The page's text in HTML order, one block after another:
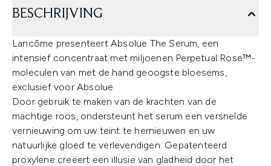
BESCHRIJVING
Lancôme presenteert Absolue The Serum, een
intensief concentraat met miljoenen Perpetual Rose™-
moleculen van met de hand geoogste bloesems,
exclusief voor Absolue.
Door gebruik te maken van de krachten van de
machtige roos, ondersteunt het serum een versnelde
vernieuwing om uw teint te hernieuwen en uw
natuurlijke gloed te verlevendigen. Gepatenteerd
proxylene creëert een illusie van gladheid door het